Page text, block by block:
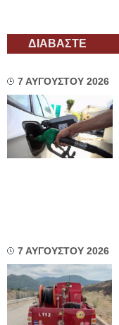
ΔΙΑΒΑΣΤΕ
7 ΑΥΓΟΥΣΤΟΥ 2026
7 ΑΥΓΟΥΣΤΟΥ 2026